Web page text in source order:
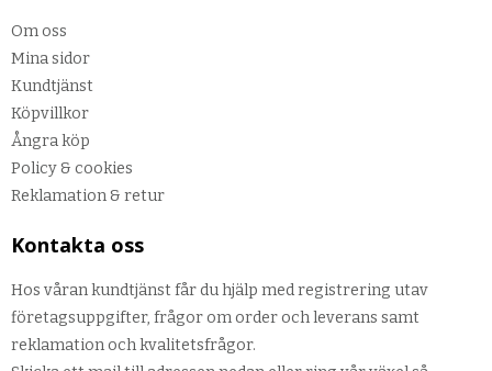
Om oss
Mina sidor
Kundtjänst
Köpvillkor
Ångra köp
Policy & cookies
Reklamation & retur
Kontakta oss
Hos våran kundtjänst får du hjälp med registrering utav
företagsuppgifter, frågor om order och leverans samt
reklamation och kvalitetsfrågor.